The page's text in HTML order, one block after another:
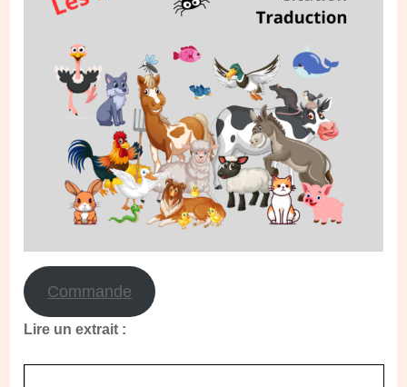
Commande
Lire un extrait :